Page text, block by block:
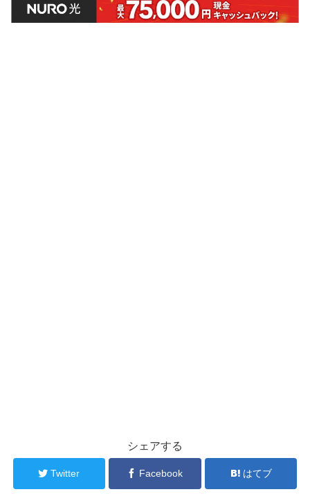
シェアする
Twitter Facebook はてブ